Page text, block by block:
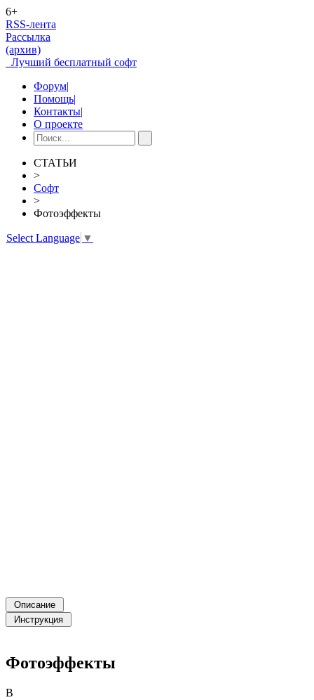
6+
RSS-лента
Рассылка
(архив)
Лучший бесплатный софт
Форум|
Помощь|
Контакты|
О проекте
СТАТЬИ
>
Софт
>
Фотоэффекты
Select Language ▼
Фотоэффекты
B